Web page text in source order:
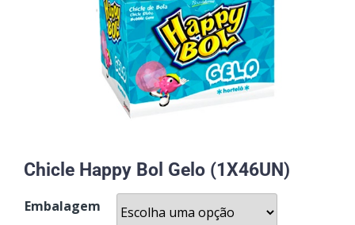
Chicle Happy Bol Gelo (1X46UN)
Embalagem